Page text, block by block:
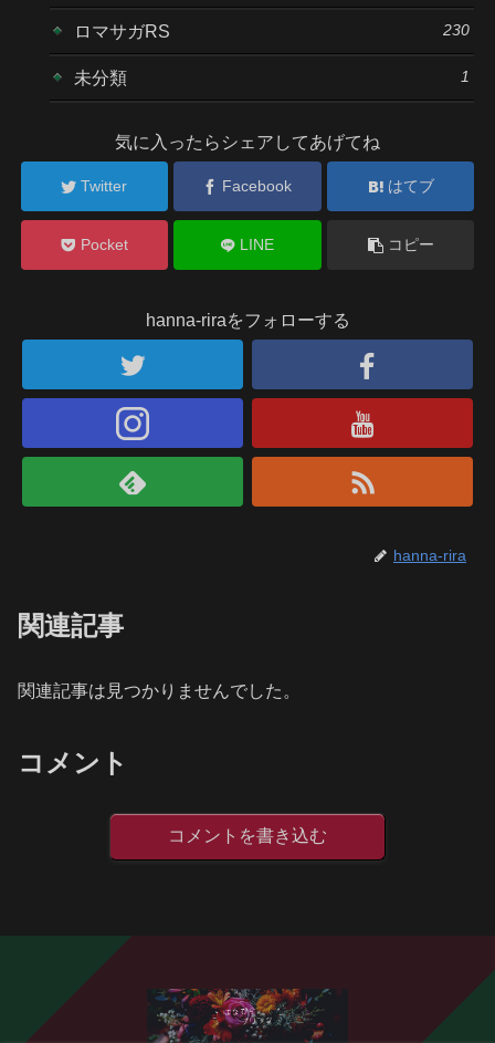
ロマサガRS 230
未分類 1
気に入ったらシェアしてあげてね
Twitter Facebook はてブ
Pocket LINE コピー
hanna-riraをフォローする
hanna-rira
関連記事
関連記事は見つかりませんでした。
コメント
コメントを書き込む